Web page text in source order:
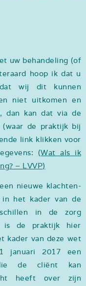
uw behandeling (of
hoop ik dat u
wij dit kunnen
niet uitkomen en
dan kan dat via de
(waar de praktijk bij
link klikken voor
(Wat als ik
– LVVP)
nieuwe klachten-
in het kader van de
in de zorg
is de praktijk hier
kader van deze wet
januari 2017 een
die de cliënt kan
heeft over zijn